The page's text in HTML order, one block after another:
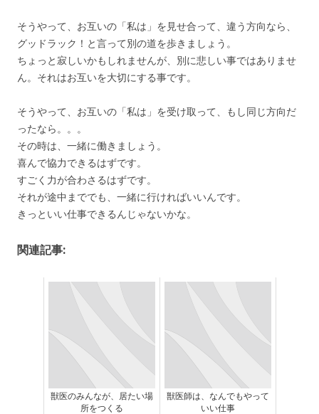
そうやって、お互いの「私は」を見せ合って、違う方向なら、
グッドラック！と言って別の道を歩きましょう。
ちょっと寂しいかもしれませんが、別に悲しい事ではありませ
ん。それはお互いを大切にする事です。
そうやって、お互いの「私は」を受け取って、もし同じ方向だ
ったなら。。。
その時は、一緒に働きましょう。
喜んで協力できるはずです。
すごく力が合わさるはずです。
それが途中まででも、一緒に行ければいいんです。
きっといい仕事できるんじゃないかな。
関連記事:
獣医のみんなが、居たい場
所をつくる
獣医師は、なんでもやって
いい仕事